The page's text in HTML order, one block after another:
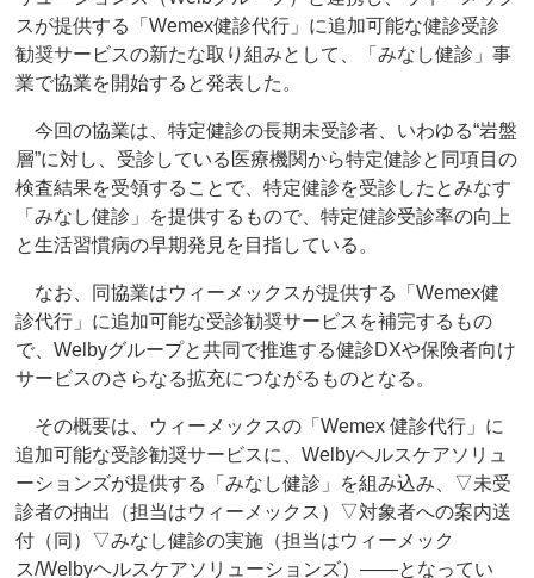
スが提供する「Wemex健診代行」に追加可能な健診受診
勧奨サービスの新たな取り組みとして、「みなし健診」事
業で協業を開始すると発表した。
今回の協業は、特定健診の長期未受診者、いわゆる“岩盤
層”に対し、受診している医療機関から特定健診と同項目の
検査結果を受領することで、特定健診を受診したとみなす
「みなし健診」を提供するもので、特定健診受診率の向上
と生活習慣病の早期発見を目指している。
なお、同協業はウィーメックスが提供する「Wemex健
診代行」に追加可能な受診勧奨サービスを補完するもの
で、Welbyグループと共同で推進する健診DXや保険者向け
サービスのさらなる拡充につながるものとなる。
その概要は、ウィーメックスの「Wemex 健診代行」に
追加可能な受診勧奨サービスに、Welbyヘルスケアソリュ
ーションズが提供する「みなし健診」を組み込み、▽未受
診者の抽出（担当はウィーメックス）▽対象者への案内送
付（同）▽みなし健診の実施（担当はウィーメック
ス/Welbyヘルスケアソリューションズ）――となってい